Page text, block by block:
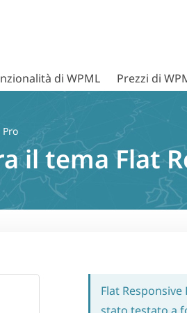
di WPML Prezzi di
Pro
il tema Flat
Flat Responsive